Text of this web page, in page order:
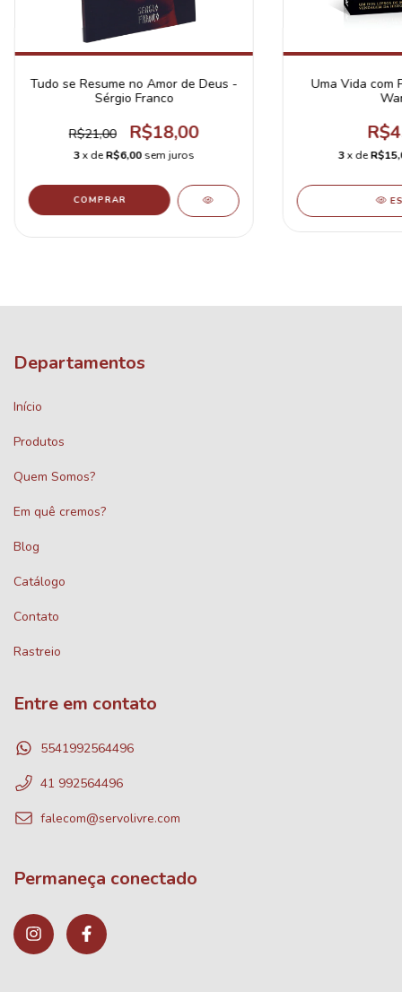
Tudo se Resume no Amor de Deus -
Sérgio Franco
R$21,00 R$18,00
3x deR$6,00sem juros
Uma Vida com
3x de
Departamentos
Início
Produtos
Quem Somos?
Em quê cremos?
Blog
Catálogo
Contato
Rastreio
Entre em contato
5541992564496
41 992564496
falecom@servolivre.com
Permaneça conectado